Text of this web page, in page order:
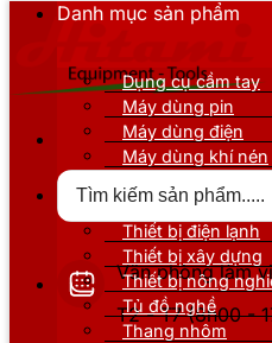
Văn phòng làm
T2 - T7 (8h00 -
Danh mục sản phẩm
Dụng cụ cầm tay
Máy dùng pin
Máy dùng điện
Máy dùng khí nén
Thiết bị nâng đỡ
Thiết bị điện lạnh
Thiết bị xây dựng
Thiết bị nông
Tủ đồ nghề
Thang nhôm